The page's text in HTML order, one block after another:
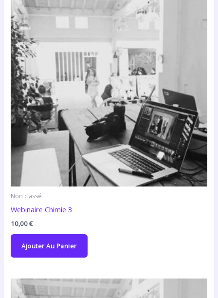
Non classé
Webinaire Chimie 3
10,00€
Ajouter Au Panier